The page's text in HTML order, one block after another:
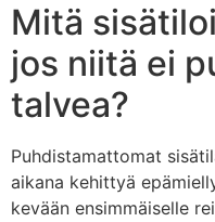
Mitä
jos niitä ei
talvea?
Puhdistamattomat
aikana kehittyä
kevään ensimmäiselle